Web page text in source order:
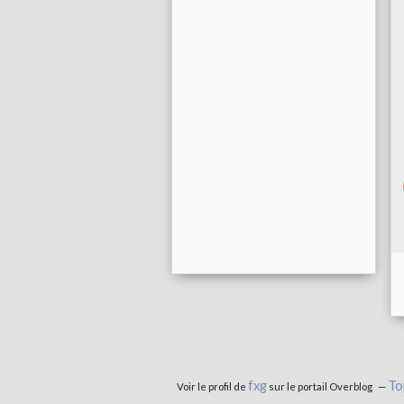
Voir le profil de fxgsur le portail Overblog